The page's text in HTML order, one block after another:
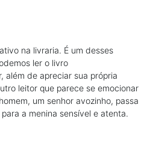
na livraria. É um desses
ler o livro
além de apreciar sua própria
leitor que parece se emocionar
um senhor avozinho, passa
a menina sensível e atenta.